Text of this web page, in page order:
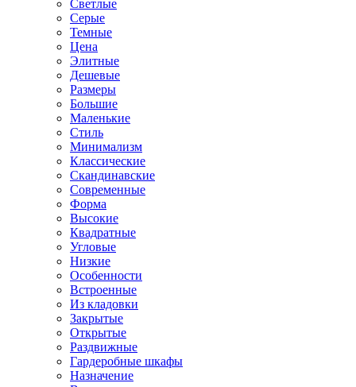
Светлые
Серые
Темные
Цена
Элитные
Дешевые
Размеры
Большие
Маленькие
Стиль
Минимализм
Классические
Скандинавские
Современные
Форма
Высокие
Квадратные
Угловые
Низкие
Особенности
Встроенные
Из кладовки
Закрытые
Открытые
Раздвижные
Гардеробные шкафы
Назначение